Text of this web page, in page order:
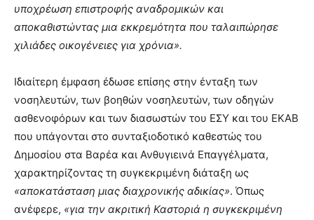
υποχρέωση επιστροφής αναδρομικών και
αποκαθιστώντας μια εκκρεμότητα που ταλαιπώρησε
χιλιάδες οικογένειες για χρόνια».
Ιδιαίτερη έμφαση έδωσε επίσης στην ένταξη των
νοσηλευτών, των βοηθών νοσηλευτών, των οδηγών
ασθενοφόρων και των διασωστών του ΕΣΥ και του ΕΚΑΒ
που υπάγονται στο συνταξιοδοτικό καθεστώς του
Δημοσίου στα Βαρέα και Ανθυγιεινά Επαγγέλματα,
χαρακτηρίζοντας τη συγκεκριμένη διάταξη ως
«αποκατάσταση μιας διαχρονικής αδικίας». Όπως
ανέφερε, «για την ακριτική Καστοριά η συγκεκριμένη